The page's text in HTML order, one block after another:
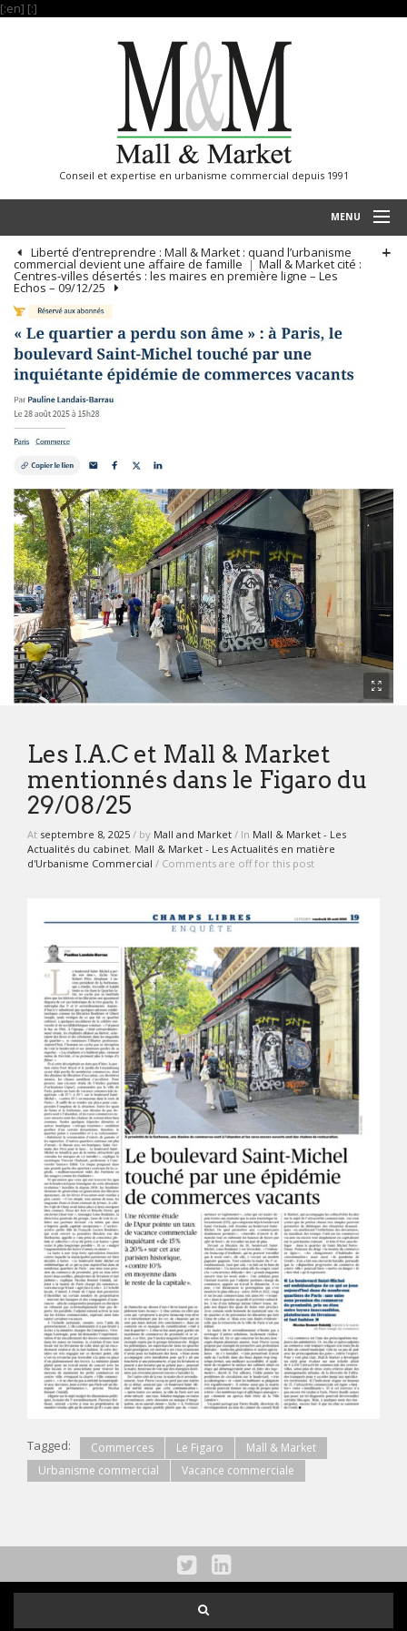
[:en] [:]
Conseil et expertise en urbanisme commercial depuis 1991
MENU
ACCUEIL
RÉALISATIONS
SAVOIR FAIRE
NOS REFERENCES
INTERNATIONAL
NOS ACTUALITÉS
CONTACT
Liberté d’entreprendre : Mall & Market : quand l’urbanisme
commercial devient une affaire de famille Mall & Market cité :
Centres-villes désertés : les maires en première ligne – Les
Echos – 09/12/25
Les I.A.C et Mall & Market
mentionnés dans le Figaro du
29/08/25
At septembre 8, 2025 / by Mall and Market / In Mall & Market - Les
Actualités du cabinet, Mall & Market - Les Actualités en matière
d'Urbanisme Commercial / Comments are off for this post
Tagged: Commerces Le Figaro
Mall & Market
Urbanisme commercial
Vacance commerciale